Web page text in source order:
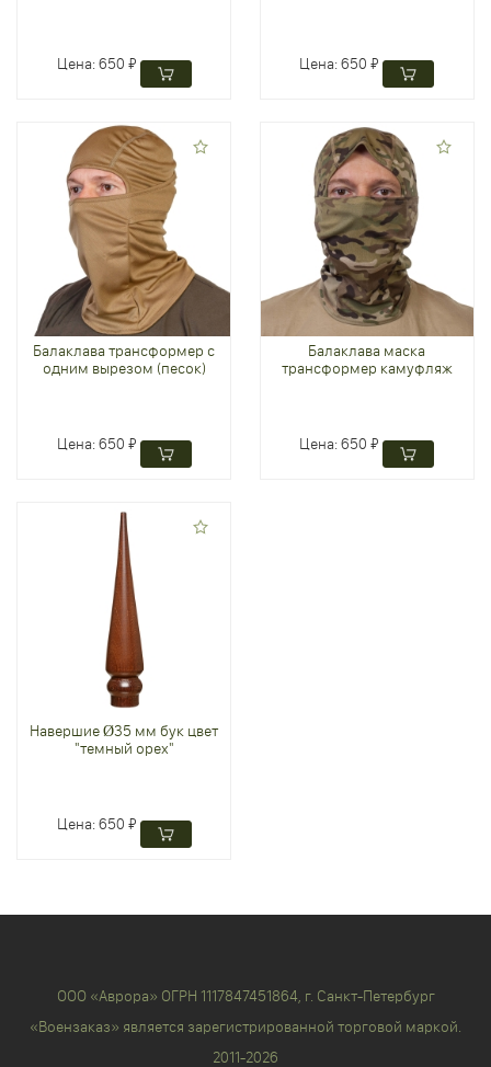
Цена:650 ₽ Цена:650 ₽
Балаклава трансформер с
одним вырезом (песок)
Цена:650 ₽
Балаклава маска
трансформер камуфляж
Цена:650 ₽
Навершие Ø35 мм бук цвет
"темный орех"
Цена:650 ₽
ООО «Аврора» ОГРН 1117847451864, г. Санкт-Петербург
«Воензаказ» является зарегистрированной торговой маркой.
2011-2026